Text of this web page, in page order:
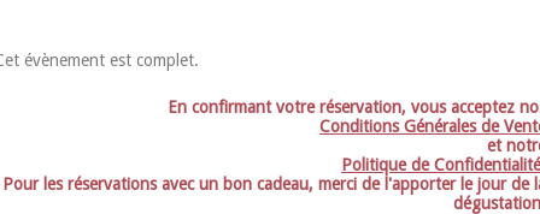
évènement est complet.
En confirmant votre réservation, vous acceptez
Conditions Générales de
et
Politique de Confidentialité
Pour les réservations avec un bon cadeau, merci de l'apporter le jour de